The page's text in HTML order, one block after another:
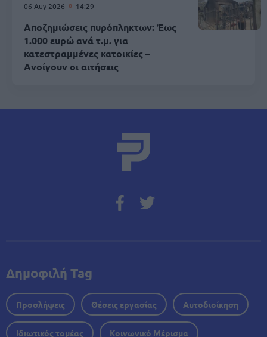
06 Αυγ 2026 14:29
Αποζημιώσεις πυρόπληκτων: Έως
1.000 ευρώ ανά τ.μ. για
κατεστραμμένες κατοικίες –
Aνοίγουν οι αιτήσεις
Δημοφιλή Tag
Προσλήψεις Θέσεις εργασίας Αυτοδιοίκηση
Ιδιωτικός τομέας Κοινωνικό Μέρισμα